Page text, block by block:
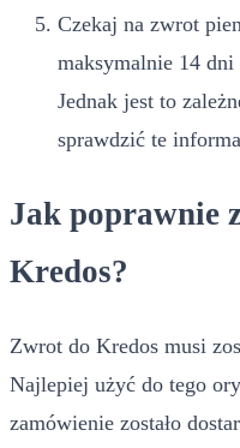
Czekaj na zwrot
maksymalnie 14
Jednak jest to
sprawdzić te
Jak poprawnie
Kredos?
Zwrot do Kredos musi
Najlepiej użyć do tego
zamówienie zostało